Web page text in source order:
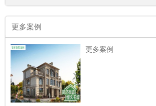
更多案例
更多案例